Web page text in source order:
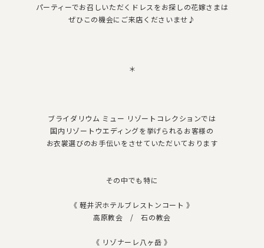
パーティーでお召しいただくドレスをお探しの花嫁さまは
ぜひこの機会にご来店くださいませ♪
＊
ブライダリウム ミュー リゾートコレクションでは
国内リゾートウエディングを挙げられるお客様の
お衣裳選びのお手伝いをさせていただいております
その中でも特に
《 軽井沢ホテルブレストンコート 》
高原教会 / 石の教会
《 リゾナーレ八ヶ岳 》